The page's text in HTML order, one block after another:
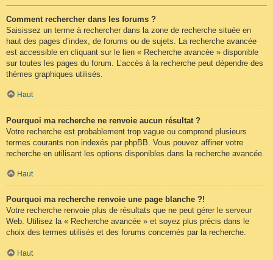
Comment rechercher dans les forums ?
Saisissez un terme à rechercher dans la zone de recherche située en
haut des pages d’index, de forums ou de sujets. La recherche avancée
est accessible en cliquant sur le lien « Recherche avancée » disponible
sur toutes les pages du forum. L’accès à la recherche peut dépendre des
thèmes graphiques utilisés.
Haut
Pourquoi ma recherche ne renvoie aucun résultat ?
Votre recherche est probablement trop vague ou comprend plusieurs
termes courants non indexés par phpBB. Vous pouvez affiner votre
recherche en utilisant les options disponibles dans la recherche avancée.
Haut
Pourquoi ma recherche renvoie une page blanche ?!
Votre recherche renvoie plus de résultats que ne peut gérer le serveur
Web. Utilisez la « Recherche avancée » et soyez plus précis dans le
choix des termes utilisés et des forums concernés par la recherche.
Haut